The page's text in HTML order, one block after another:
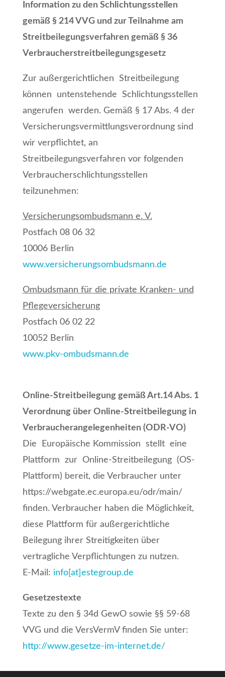
Information zu den Schlichtungsstellen
gemäß § 214 VVG und zur Teilnahme am
Streitbeilegungsverfahren gemäß § 36
Verbraucherstreitbeilegungsgesetz
Zur außergerichtlichen Streitbeilegung
können untenstehende Schlichtungsstellen
angerufen werden. Gemäß § 17 Abs. 4 der
Versicherungsvermittlungsverordnung sind
wir verpflichtet, an
Streitbeilegungsverfahren vor folgenden
Verbraucherschlichtungsstellen
teilzunehmen:
Versicherungsombudsmann e. V.
Postfach 08 06 32
10006 Berlin
www.versicherungsombudsmann.de
Ombudsmann für die private Kranken- und
Pflegeversicherung
Postfach 06 02 22
10052 Berlin
www.pkv-ombudsmann.de
Online-Streitbeilegung gemäß Art.14 Abs. 1
Verordnung über Online-Streitbeilegung in
Verbraucherangelegenheiten (ODR-VO)
Die Europäische Kommission stellt eine
Plattform zur Online-Streitbeilegung (OS-
Plattform) bereit, die Verbraucher unter
https://webgate.ec.europa.eu/odr/main/
finden. Verbraucher haben die Möglichkeit,
diese Plattform für außergerichtliche
Beilegung ihrer Streitigkeiten über
vertragliche Verpflichtungen zu nutzen.
E-Mail: info[at]estegroup.de
Gesetzestexte
Texte zu den § 34d GewO sowie §§ 59-68
VVG und die VersVermV finden Sie unter:
http://www.gesetze-im-internet.de/